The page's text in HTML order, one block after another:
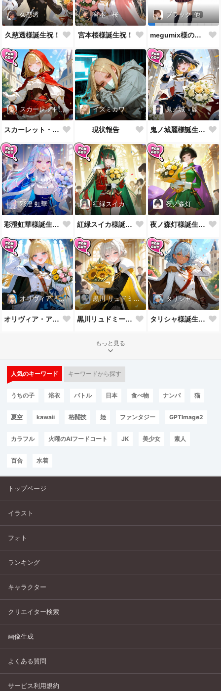
久慈透
久慈透様誕生祝！
宮本 桜
宮本桜様誕生祝！
ブラック 他
megumix様の英国風制服をお借りしてきた
スカーレット・レイベル
スカーレット・レイベル様誕生祝！
イズミカワ
現状報告
鬼ノ城 麗
鬼ノ城麗様誕生祝！
彩澄 虹華
彩澄虹華様誕生祝！
紅緑スイカ
紅緑スイカ様誕生祝！
夜ノ森灯
夜ノ森灯様誕生祝！
オリヴィア・アストリー
オリヴィア・アストリー様誕生祝！
黒川 リュドミーラ
黒川リュドミーラ様誕生祝！
タリシャ
タリシャ様誕生祝！
もっと見る
人気のキーワード キーワードから探す
うちの子 浴衣 バトル 日本 食べ物 ナンパ 猫
夏空 kawaii 格闘技 姫 ファンタジー GPTImage2
カラフル 火曜のAIフードコート JK 美少女 素人
百合 水着
トップページ
イラスト
フォト
ランキング
キャラクター
クリエイター検索
画像生成
よくある質問
サービス利用規約